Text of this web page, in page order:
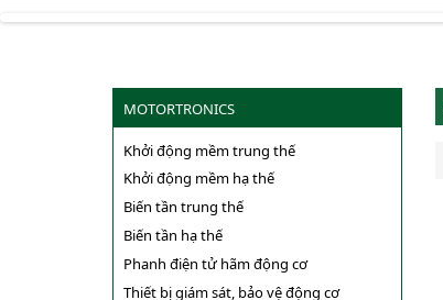
MOTORTRONICS
Khởi động mềm trung thế
Khởi động mềm hạ thế
Biến tần trung thế
Biến tần hạ thế
Phanh điện tử hãm động cơ
Thiết bị giám sát, bảo vệ động cơ